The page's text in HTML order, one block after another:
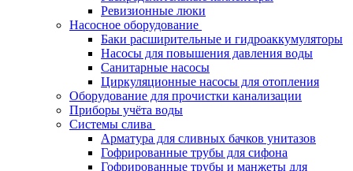
Ревизионные люки
Насосное оборудование
Баки расширительные и гидроаккумуляторы
Насосы для повышения давления воды
Санитарные насосы
Циркуляционные насосы для отопления
Оборудование для прочистки канализации
Приборы учёта воды
Системы слива
Арматура для сливных бачков унитазов
Гофрированные трубы для сифона
Гофрированные трубы и манжеты для